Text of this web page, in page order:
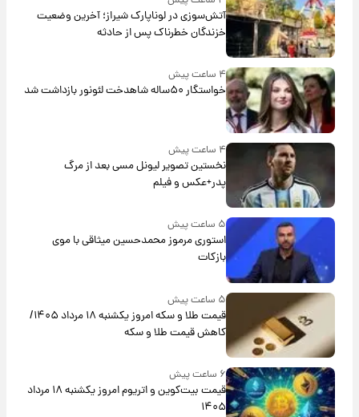
آتش‌سوزی در لوناپارک شیراز؛ آخرین وضعیت
خزندگان خطرناک پس از حادثه
۴ ساعت پیش
خواستگار ۵۰ساله شاهدخت لئونور بازداشت شد
۴ ساعت پیش
نخستین تصویر لیونل مسی بعد از مرگ
پدر+عکس و فیلم
۵ ساعت پیش
استوری مرموز محمدحسین میثاقی با موی
بازکات
۵ ساعت پیش
قیمت طلا و سکه امروز یکشنبه ۱۸ مرداد ۱۴۰۵/
کاهش قیمت طلا و سکه
۶ ساعت پیش
قیمت بیت‌کوین و اتریوم امروز یکشنبه ۱۸ مرداد
۱۴۰۵